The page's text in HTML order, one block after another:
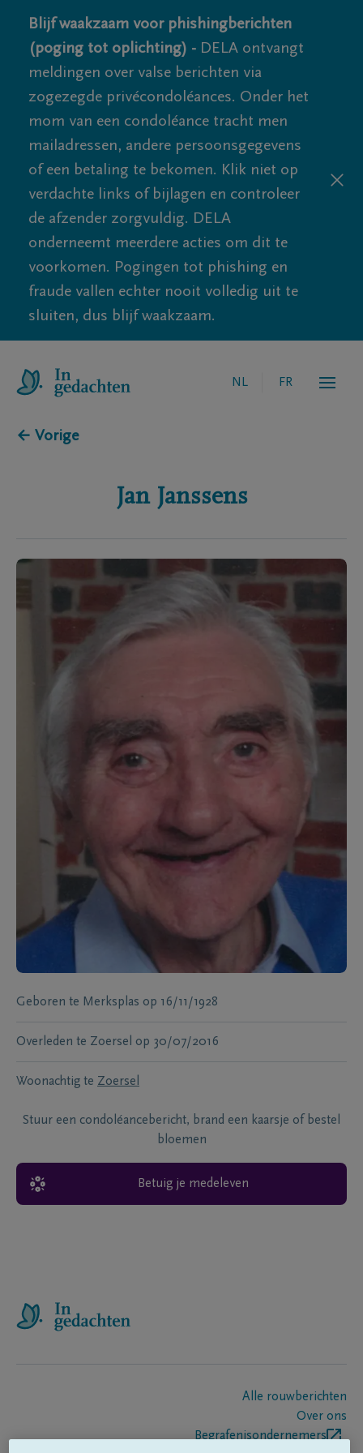
Blijf waakzaam voor phishingberichten
(poging tot oplichting) - DELA ontvangt
meldingen over valse berichten via
zogezegde privécondoléances. Onder het
mom van een condoléance tracht men
mailadressen, andere persoonsgegevens
of een betaling te bekomen. Klik niet op
verdachte links of bijlagen en controleer
de afzender zorgvuldig. DELA
onderneemt meerdere acties om dit te
voorkomen. Pogingen tot phishing en
fraude vallen echter nooit volledig uit te
sluiten, dus blijf waakzaam.
NL FR
← Vorige
Jan Janssens
Geboren te Merksplas op 16/11/1928
Overleden te Zoersel op 30/07/2016
Woonachtig te Zoersel
Stuur een condoléancebericht, brand een kaarsje of bestel
bloemen
Betuig je medeleven
Alle rouwberichten
Over ons
Begrafenisondernemers